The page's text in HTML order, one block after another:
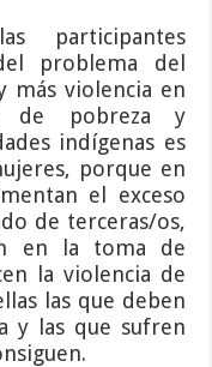
participantes
problema del
más violencia en
de pobreza y
indígenas es
porque en
el exceso
de terceras/os,
en la toma de
la violencia de
las que deben
y las que sufren